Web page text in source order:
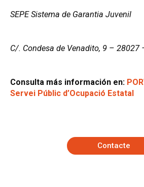
SEPE Sistema de Garantia Juvenil
C/. Condesa de Venadito, 9 – 28027
Consulta más información en:
Servei Públic d’Ocupació Estatal
Contacte